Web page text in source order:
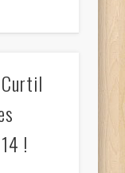
!